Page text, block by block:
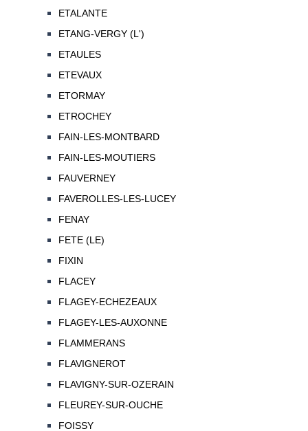
ETALANTE
ETANG-VERGY (L')
ETAULES
ETEVAUX
ETORMAY
ETROCHEY
FAIN-LES-MONTBARD
FAIN-LES-MOUTIERS
FAUVERNEY
FAVEROLLES-LES-LUCEY
FENAY
FETE (LE)
FIXIN
FLACEY
FLAGEY-ECHEZEAUX
FLAGEY-LES-AUXONNE
FLAMMERANS
FLAVIGNEROT
FLAVIGNY-SUR-OZERAIN
FLEUREY-SUR-OUCHE
FOISSY